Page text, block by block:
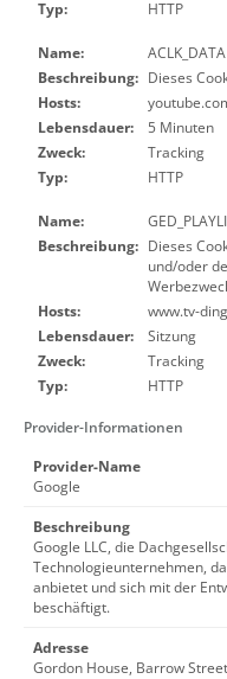
Typ: HTTP
Name:
ACLK_DATA
Beschreibung: Dieses
Hosts:
Lebensdauer:
5 Minuten
Zweck:
Tracking
Typ:
HTTP
Name:
Beschreibung: Dieses
und/oder
Hosts:
www.tv-
Lebensdauer:
Sitzung
Zweck:
Tracking
Typ:
HTTP
Provider-Informationen
Provider-Name
Google
Beschreibung
Google LLC, die
Technologieunternehmen,
anbietet und sich mit der
beschäftigt.
Adresse
Gordon House, Barrow